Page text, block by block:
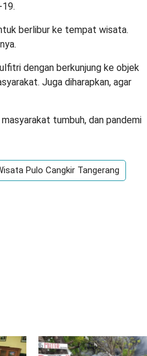
berlibur ke tempat wisata.
dengan berkunjung ke objek
Juga diharapkan, agar
tumbuh, dan pandemi
Pulo Cangkir Tangerang